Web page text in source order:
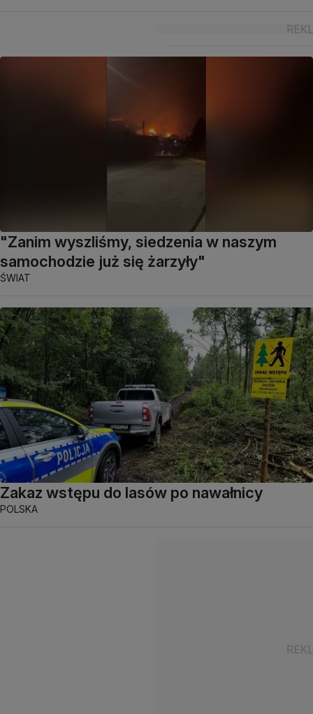
"Zanim wyszliśmy, siedzenia w naszym
samochodzie już się żarzyły"
ŚWIAT
Zakaz wstępu do lasów po nawałnicy
POLSKA